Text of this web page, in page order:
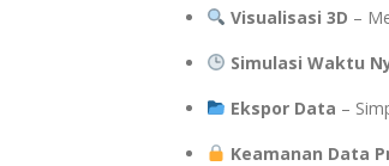
Visualisasi 3D –
Simulasi Waktu
Ekspor Data –
Keamanan Data